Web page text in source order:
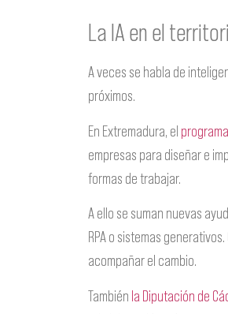
La IA en el
A veces se habla de
próximos.
En Extremadura, el
empresas para diseñar e
formas de trabajar.
A ello se suman nuevas
RPA o sistemas
acompañar el cambio.
También la Diputación de